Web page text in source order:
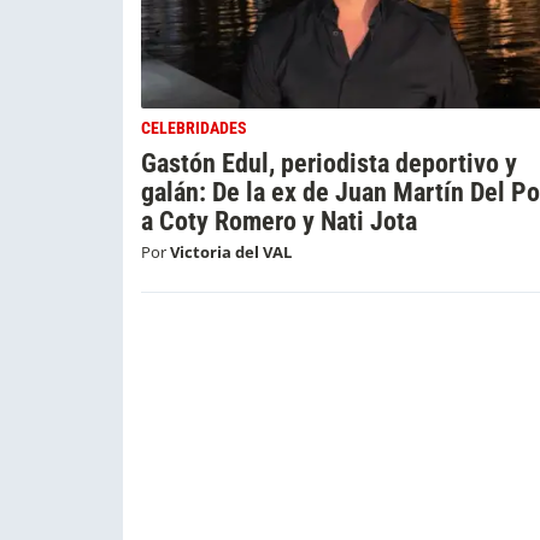
CELEBRIDADES
Gastón Edul, periodista deportivo y
galán: De la ex de Juan Martín Del
a Coty Romero y Nati Jota
PorVictoria del VAL